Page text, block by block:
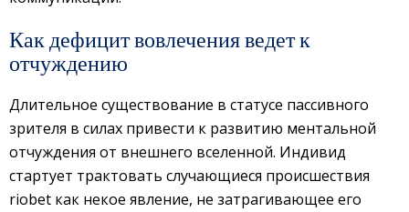
Как дефицит вовлечения ведет к
отчуждению
Длительное существование в статусе пассивного
зрителя в силах привести к развитию ментальной
отчуждения от внешнего вселенной. Индивид
стартует трактовать случающиеся происшествия
riobet как некое явление, не затрагивающее его